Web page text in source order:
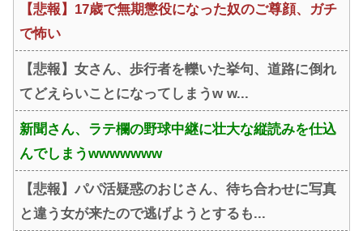
【悲報】17歳で無期懲役になった奴のご尊顔、ガチ
で怖い
【悲報】女さん、歩行者を轢いた挙句、道路に倒れ
てどえらいことになってしまうw w...
新聞さん、ラテ欄の野球中継に壮大な縦読みを仕込
んでしまうwwwwwww
【悲報】パパ活疑惑のおじさん、待ち合わせに写真
と違う女が来たので逃げようとするも...